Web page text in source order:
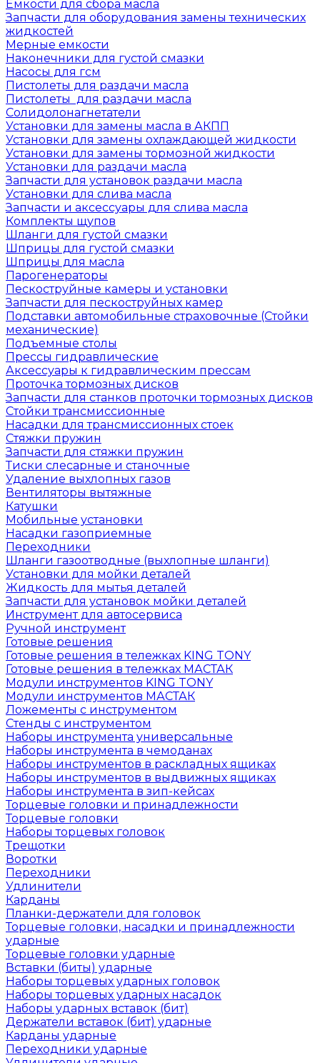
Емкости для сбора масла
Запчасти для оборудования замены технических
жидкостей
Мерные емкости
Наконечники для густой смазки
Насосы для гсм
Пистолеты для раздачи масла
Пистолеты для раздачи масла
Солидолонагнетатели
Установки для замены масла в АКПП
Установки для замены охлаждающей жидкости
Установки для замены тормозной жидкости
Установки для раздачи масла
Запчасти для установок раздачи масла
Установки для слива масла
Запчасти и аксессуары для слива масла
Комплекты щупов
Шланги для густой смазки
Шприцы для густой смазки
Шприцы для масла
Парогенераторы
Пескоструйные камеры и установки
Запчасти для пескоструйных камер
Подставки автомобильные страховочные (Стойки
механические)
Подъемные столы
Прессы гидравлические
Аксессуары к гидравлическим прессам
Проточка тормозных дисков
Запчасти для станков проточки тормозных дисков
Стойки трансмиссионные
Насадки для трансмиссионных стоек
Стяжки пружин
Запчасти для стяжки пружин
Тиски слесарные и станочные
Удаление выхлопных газов
Вентиляторы вытяжные
Катушки
Мобильные установки
Насадки газоприемные
Переходники
Шланги газоотводные (выхлопные шланги)
Установки для мойки деталей
Жидкость для мытья деталей
Запчасти для установок мойки деталей
Инструмент для автосервиса
Ручной инструмент
Готовые решения
Готовые решения в тележках KING TONY
Готовые решения в тележках МАСТАК
Модули инструментов KING TONY
Модули инструментов МАСТАК
Ложементы с инструментом
Стенды с инструментом
Наборы инструмента универсальные
Наборы инструмента в чемоданах
Наборы инструментов в раскладных ящиках
Наборы инструментов в выдвижных ящиках
Наборы инструмента в зип-кейсах
Торцевые головки и принадлежности
Торцевые головки
Наборы торцевых головок
Трещотки
Воротки
Переходники
Удлинители
Карданы
Планки-держатели для головок
Торцевые головки, насадки и принадлежности
ударные
Торцевые головки ударные
Вставки (биты) ударные
Наборы торцевых ударных головок
Наборы торцевых ударных насадок
Наборы ударных вставок (бит)
Держатели вставок (бит) ударные
Карданы ударные
Переходники ударные